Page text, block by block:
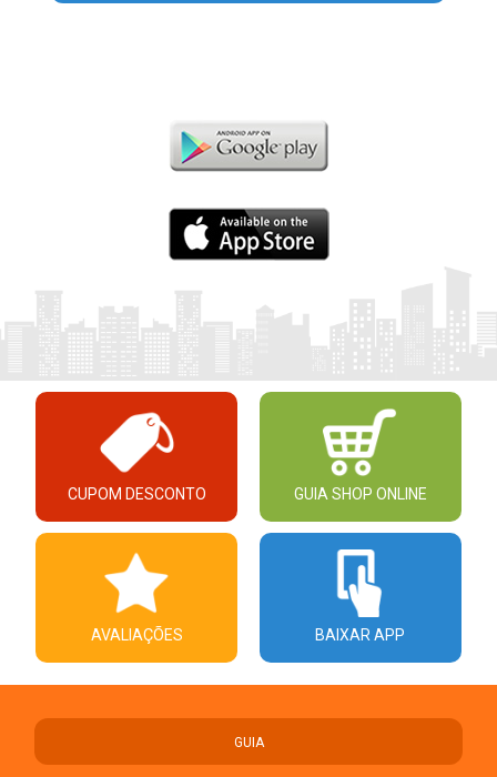
CUPOM DESCONTO GUIA SHOP ONLINE
AVALIAÇÕES BAIXAR APP
GUIA